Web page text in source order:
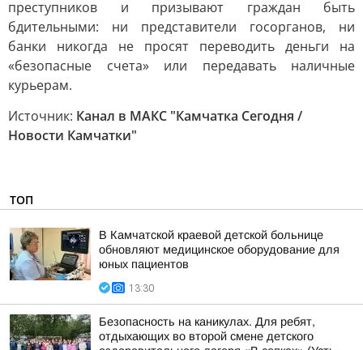
преступников и призывают граждан быть
бдительными: ни представители госорганов, ни
банки никогда не просят переводить деньги на
«безопасные счета» или передавать наличные
курьерам.
Источник: Канал в МАКС "Камчатка Сегодня /
Новости Камчатки"
ТОП
В Камчатской краевой детской больнице
обновляют медицинское оборудование для
юных пациентов
13:30
Безопасность на каникулах. Для ребят,
отдыхающих во второй смене детского